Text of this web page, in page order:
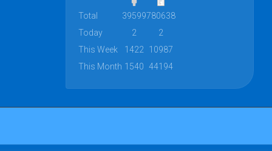
Total 39599780638
Today
2
2
This Week
1422 10987
This Month 1540 44194